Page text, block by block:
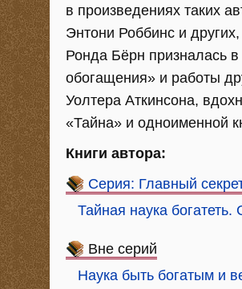
в произведениях таких
Энтони Роббинс и
Ронда Бёрн призналась
обогащения» и работы
Уолтера Аткинсона,
«Тайна» и одноименной
Книги автора:
Серия: Главный
Тайная наука
Вне серий
Наука быть богатым и